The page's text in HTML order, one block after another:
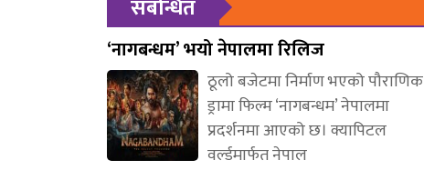
संबन्धित
‘नागबन्धम’ भयो नेपालमा रिलिज
ठूलो बजेटमा निर्माण भएको पौराणिक
ड्रामा फिल्म ‘नागबन्धम’ नेपालमा
प्रदर्शनमा आएको छ। क्यापिटल
वर्ल्डमार्फत नेपाल